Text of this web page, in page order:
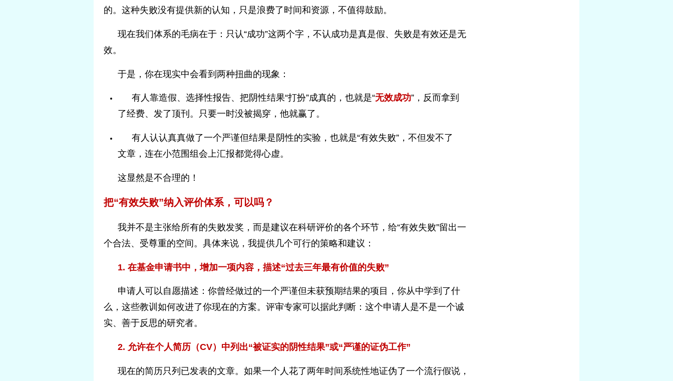
的。这种失败没有提供新的认知，只是浪费了时间和资源，不值得鼓励。
现在我们体系的毛病在于：只认“成功”这两个字，不认成功是真是假、失败是有效还是无
效。
于是，你在现实中会看到两种扭曲的现象：
有人靠造假、选择性报告、把阴性结果“打扮”成真的，也就是“无效成功”，反而拿到
了经费、发了顶刊。只要一时没被揭穿，他就赢了。
有人认认真真做了一个严谨但结果是阴性的实验，也就是“有效失败”，不但发不了
文章，连在小范围组会上汇报都觉得心虚。
这显然是不合理的！
把“有效失败”纳入评价体系，可以吗？
我并不是主张给所有的失败发奖，而是建议在科研评价的各个环节，给“有效失败”留出一
个合法、受尊重的空间。具体来说，我提供几个可行的策略和建议：
1. 在基金申请书中，增加一项内容，描述“过去三年最有价值的失败”
申请人可以自愿描述：你曾经做过的一个严谨但未获预期结果的项目，你从中学到了什
么，这些教训如何改进了你现在的方案。评审专家可以据此判断：这个申请人是不是一个诚
实、善于反思的研究者。
2. 允许在个人简历（CV）中列出“被证实的阴性结果”或“严谨的证伪工作”
现在的简历只列已发表的文章。如果一个人花了两年时间系统性地证伪了一个流行假说，